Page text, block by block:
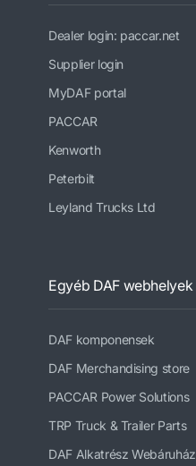
Dealer login: paccar.net
Supplier login
MyDAF portal
PACCAR
Kenworth
Peterbilt
Leyland Trucks Ltd
Egyéb DAF webhelyek
DAF komponensek
DAF Merchandising store
PACCAR Power Solutions
TRP Truck & Trailer Parts
DAF Alkatrész Webáruház